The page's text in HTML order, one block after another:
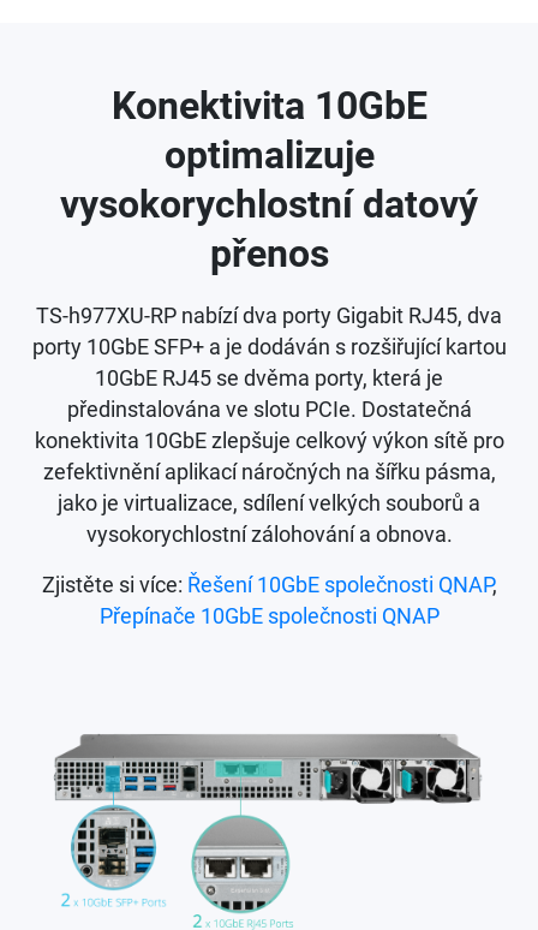
Konektivita 10GbE
optimalizuje
vysokorychlostní datový
přenos
TS-h977XU-RP nabízí dva porty Gigabit RJ45, dva
porty 10GbE SFP+ a je dodáván s rozšiřující kartou
10GbE RJ45 se dvěma porty, která je
předinstalována ve slotu PCIe. Dostatečná
konektivita 10GbE zlepšuje celkový výkon sítě pro
zefektivnění aplikací náročných na šířku pásma,
jako je virtualizace, sdílení velkých souborů a
vysokorychlostní zálohování a obnova.
Zjistěte si více: Řešení 10GbE společnosti QNAP,
Přepínače 10GbE společnosti QNAP